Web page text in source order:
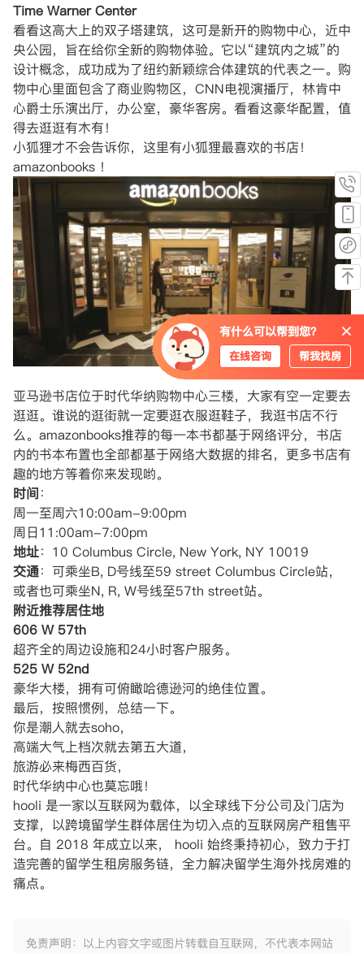
Time Warner Center
看看这高大上的双子塔建筑，这可是新开的购物中心，近中
央公园，旨在给你全新的购物体验。它以“建筑内之城”的
设计概念，成功成为了纽约新颖综合体建筑的代表之一。购
物中心里面包含了商业购物区，CNN电视演播厅，林肯中
心爵士乐演出厅，办公室，豪华客房。看看这豪华配置，值
得去逛逛有木有！
小狐狸才不会告诉你，这里有小狐狸最喜欢的书店！
amazonbooks ！
亚马逊书店位于时代华纳购物中心三楼，大家有空一定要去
逛逛。谁说的逛街就一定要逛衣服逛鞋子，我逛书店不行
么。amazonbooks推荐的每一本书都基于网络评分，书店
内的书本布置也全部都基于网络大数据的排名，更多书店有
趣的地方等着你来发现哟。
时间：
周一至周六10:00am-9:00pm
周日11:00am-7:00pm
地址：10 Columbus Circle, New York, NY 10019
交通：可乘坐B, D号线至59 street Columbus Circle站，
或者也可乘坐N, R, W号线至57th street站。
附近推荐居住地
606 W 57th
超齐全的周边设施和24小时客户服务。
525 W 52nd
豪华大楼，拥有可俯瞰哈德逊河的绝佳位置。
最后，按照惯例，总结一下。
你是潮人就去soho，
高端大气上档次就去第五大道，
旅游必来梅西百货，
时代华纳中心也莫忘哦！
hooli 是一家以互联网为载体，以全球线下分公司及门店为
支撑，以跨境留学生群体居住为切入点的互联网房产租售平
台。自 2018 年成立以来， hooli 始终秉持初心，致力于打
造完善的留学生租房服务链，全力解决留学生海外找房难的
痛点。
免责声明：以上内容文字或图片转载自互联网，不代表本网站
有什么可以帮到您？
在线咨询 帮我找房